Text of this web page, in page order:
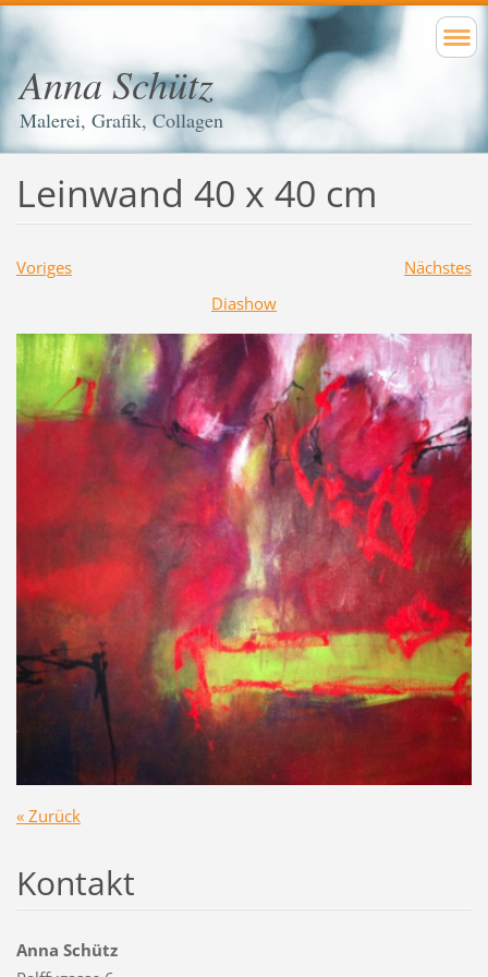
Anna Schütz
Malerei, Grafik, Collagen
Leinwand 40 x 40 cm
Voriges
Nächstes
Diashow
« Zurück
Kontakt
Anna Schütz